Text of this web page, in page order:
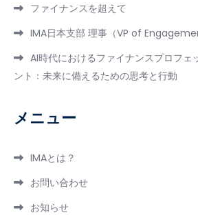
ファイナンスを超えて
IMA日本支部 理事（VP of
AI時代におけるファイナンスプロフェ
ント：未来に備えるための思考と行動
メニュー
IMAとは？
お問い合わせ
お知らせ